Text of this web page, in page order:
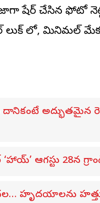
షేర్ చేసిన ఫోటో
లుక్ లో, మినిమ‌ల్
అద్భుతమైన
ఆగస్టు 28న
హృదయాలను